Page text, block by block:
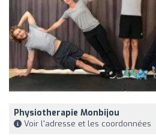
Physiotherapie Monbijou
Voir l'adresse et les coordonnées